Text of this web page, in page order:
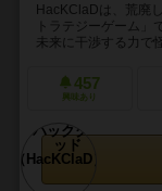
HacKClaDは、荒廃
トラテジーゲーム」
未来に干渉する力で
457
興味あり